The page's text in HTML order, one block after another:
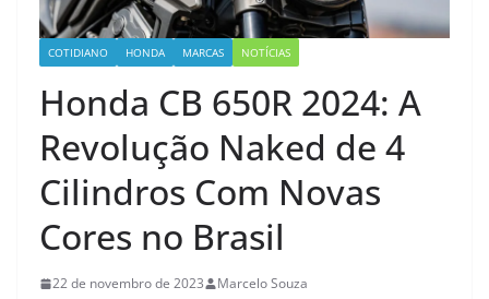
COTIDIANO HONDA MARCAS NOTÍCIAS
Honda CB 650R 2024: A
Revolução Naked de 4
Cilindros Com Novas
Cores no Brasil
22 de novembro de 2023 Marcelo Souza